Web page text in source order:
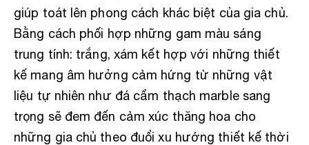
giúp toát lên phong cách khác biệt của gia chủ.
Bằng cách phối hợp những gam màu sáng
trung tính: trắng, xám kết hợp với những thiết
kế mang âm hưởng cảm hứng từ những vật
liệu tự nhiên như đá cẩm thạch marble sang
trọng sẽ đem đến cảm xúc thăng hoa cho
những gia chủ theo đuổi xu hướng thiết kế thời